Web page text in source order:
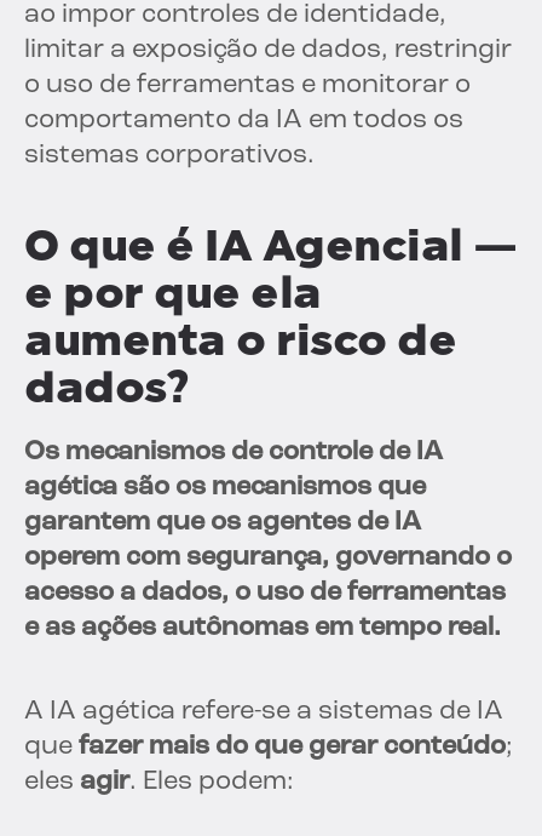
ao impor controles de identidade,
limitar a exposição de dados, restringir
o uso de ferramentas e monitorar o
comportamento da IA em todos os
sistemas corporativos.
O que é IA Agencial —
e por que ela
aumenta o risco de
dados?
Os mecanismos de controle de IA
agética são os mecanismos que
garantem que os agentes de IA
operem com segurança, governando o
acesso a dados, o uso de ferramentas
e as ações autônomas em tempo real.
A IA agética refere-se a sistemas de IA
que fazer mais do que gerar conteúdo;
eles agir. Eles podem: